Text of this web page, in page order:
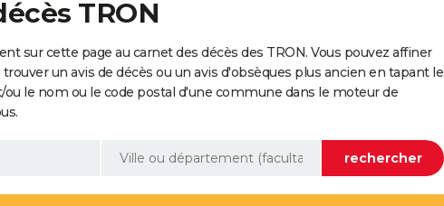
TRON
sur cette page au carnet des décès des TRON. Vous pouvez affiner
un avis de décès ou un avis d'obsèques plus ancien en tapant le
le nom ou le code postal d'une commune dans le moteur de